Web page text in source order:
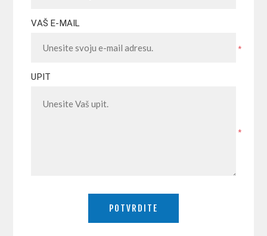
VAŠ E-MAIL
*
UPIT
*